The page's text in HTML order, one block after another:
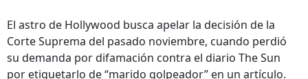
El astro de Hollywood busca apelar la decisión de la
Corte Suprema del pasado noviembre, cuando perdió
su demanda por difamación contra el diario The Sun
por etiquetarlo de “marido golpeador” en un artículo.